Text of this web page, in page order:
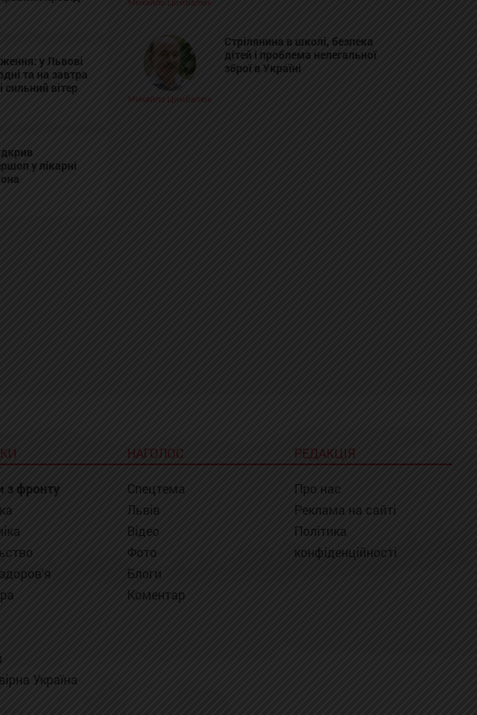
у Львові
та на завтра
сильний вітер
у лікарні
Михайло Цимбалюк
Михайло Цимбалюк
Стрілянина в школі, безпека
дітей і проблема нелегальної
зброї в Україні
з фронту
Україна
НАГОЛОС
Спецтема
Львів
Відео
Фото
Блоги
Коментар
РЕДАКЦІЯ
Про нас
Реклама на сайті
Політика
конфіденційності